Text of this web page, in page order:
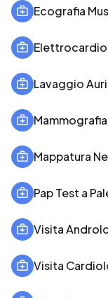
Ecografia
Lavaggio
Mappatura
Pap Test a
Visita
Visita